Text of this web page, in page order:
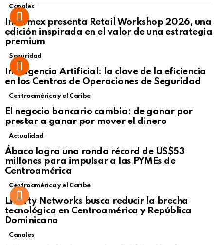
Canales
Intcomex presenta Retail Workshop 2026, una
edición inspirada en el valor de una estrategia
premium
Seguridad
Inteligencia Artificial: la clave de la eficiencia
en los Centros de Operaciones de Seguridad
Centroamérica y el Caribe
El negocio bancario cambia: de ganar por
prestar a ganar por mover el dinero
Not Safe For Work
Click to view this post
Actualidad
Ábaco logra una ronda récord de US$53
millones para impulsar a las PYMEs de
Centroamérica
Centroamérica y el Caribe
Liberty Networks busca reducir la brecha
tecnológica en Centroamérica y República
Dominicana
Canales